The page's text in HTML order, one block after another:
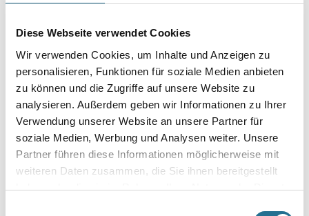
Diese Webseite verwendet Cookies
Wir verwenden Cookies, um Inhalte und Anzeigen zu
personalisieren, Funktionen für soziale Medien anbieten
zu können und die Zugriffe auf unsere Website zu
analysieren. Außerdem geben wir Informationen zu Ihrer
Verwendung unserer Website an unsere Partner für
soziale Medien, Werbung und Analysen weiter. Unsere
Partner führen diese Informationen möglicherweise mit
weiteren Daten zusammen, die Sie ihnen bereitgestellt
haben oder die sie im Rahmen Ihrer Nutzung der Dienste
Umrechnungsfaktoren